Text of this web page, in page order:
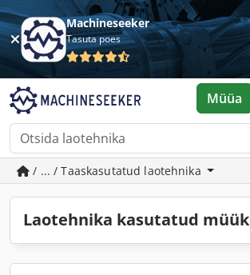
Machineseeker
Tasuta poes
Müüa
/ ... / Taaskasutatud laotehnika
Laotehnika kasutatud müük